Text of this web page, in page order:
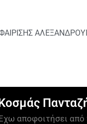
αποφοιτήσει από